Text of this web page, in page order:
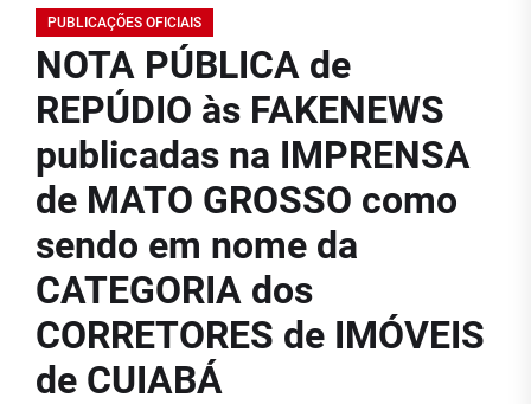
PUBLICAÇÕES OFICIAIS
NOTA PÚBLICA de
REPÚDIO às FAKENEWS
publicadas na IMPRENSA
de MATO GROSSO como
sendo em nome da
CATEGORIA dos
CORRETORES de IMÓVEIS
de CUIABÁ